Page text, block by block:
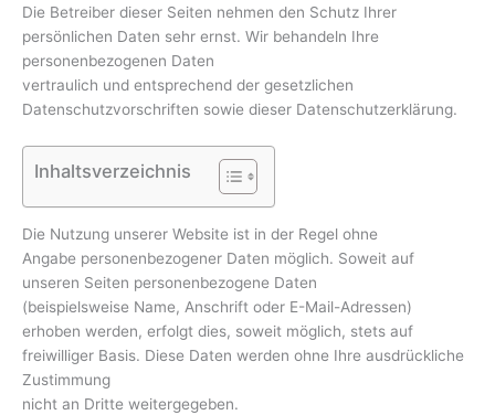
Die Betreiber dieser Seiten nehmen den Schutz Ihrer
persönlichen Daten sehr ernst. Wir behandeln Ihre
personenbezogenen Daten
vertraulich und entsprechend der gesetzlichen
Datenschutzvorschriften sowie dieser Datenschutzerklärung.
Inhaltsverzeichnis
Die Nutzung unserer Website ist in der Regel ohne
Angabe personenbezogener Daten möglich. Soweit auf
unseren Seiten personenbezogene Daten
(beispielsweise Name, Anschrift oder E-Mail-Adressen)
erhoben werden, erfolgt dies, soweit möglich, stets auf
freiwilliger Basis. Diese Daten werden ohne Ihre ausdrückliche
Zustimmung
nicht an Dritte weitergegeben.